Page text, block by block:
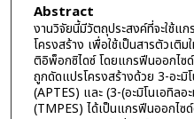
Abstract
งานวิจัยนี้มีวัตถุประสงค์ที่จะใช้แ
โครงสร้าง เพื่อใช้เป็นสารตัวเติ
ติอิพ็อกซิไดซ์ โดยแกรฟีนออกไซ
ถูกดัดแปรโครงสร้างด้วย 3-อะมิ
(APTES) และ (3-(อะมิโนเอทิลอ
(TMPES) ได้เป็นแกรฟีนออกไ